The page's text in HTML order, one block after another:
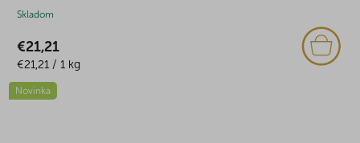
Skladom
€21,21
Jednotková
cena:
€21,21 / 1 kg
Novinka